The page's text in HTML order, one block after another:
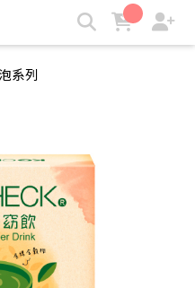
聯華食品生醫研究室
系列